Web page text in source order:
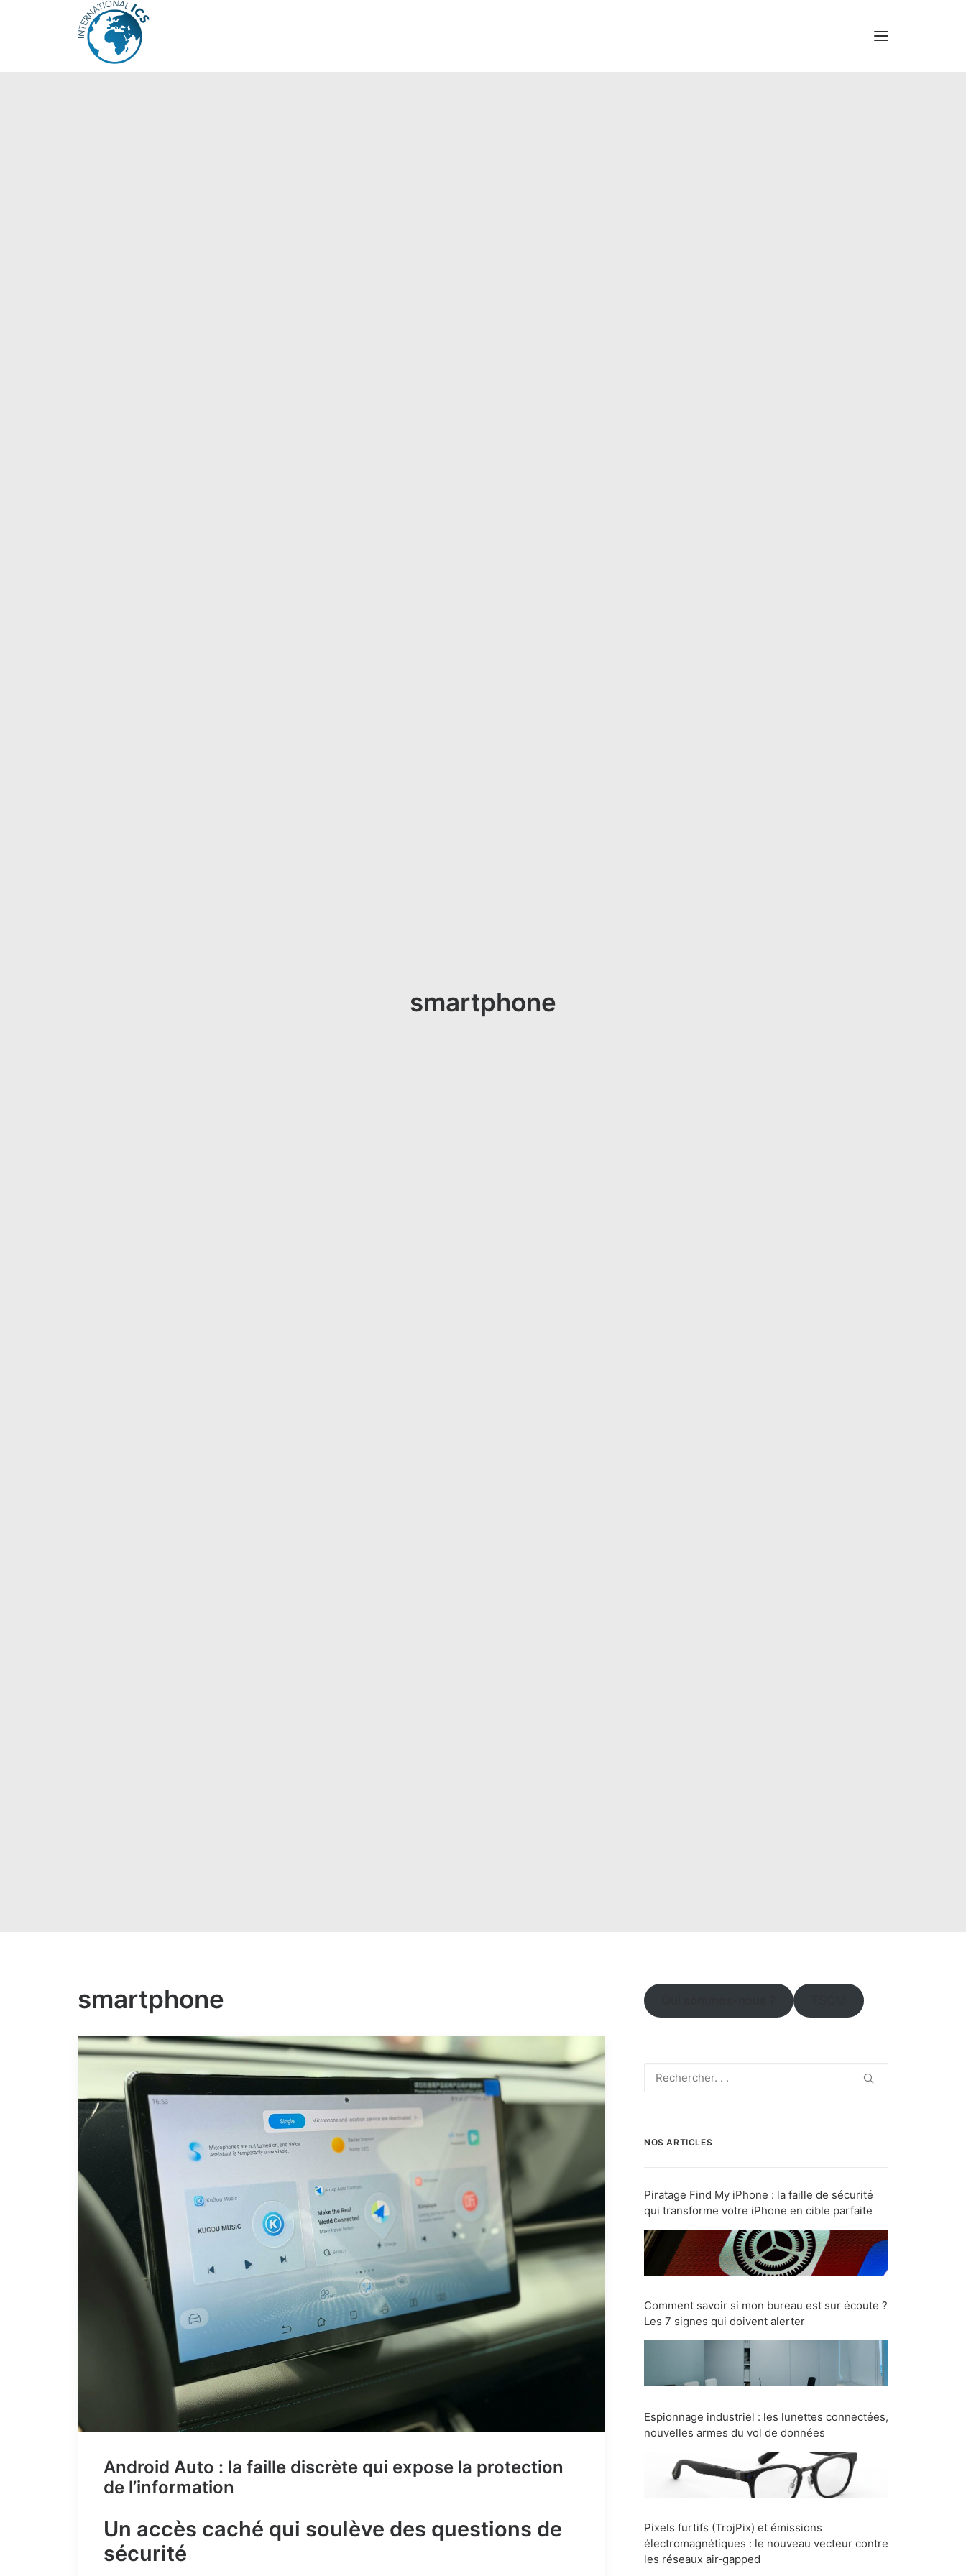
smartphone
smartphone
Android Auto : la faille discrète qui expose la protection
de l’information
Un accès caché qui soulève des questions de
sécurité
NOS ARTICLES
Piratage Find My iPhone : la faille de sécurité
qui transforme votre iPhone en cible parfaite
Comment savoir si mon bureau est sur écoute ?
Les 7 signes qui doivent alerter
Espionnage industriel : les lunettes connectées,
nouvelles armes du vol de données
Pixels furtifs (TrojPix) et émissions
électromagnétiques : le nouveau vecteur contre
les réseaux air‑gapped